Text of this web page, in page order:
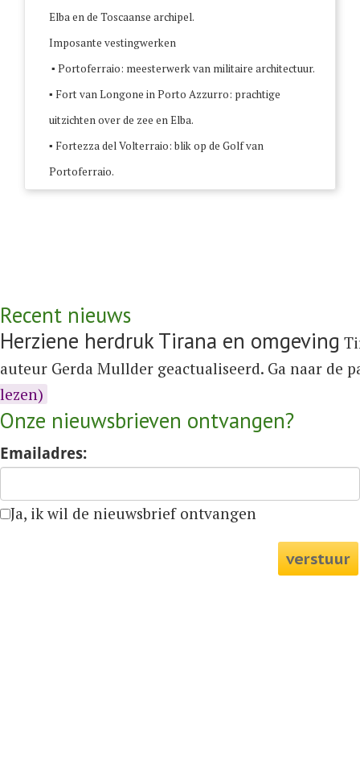
Elba en de Toscaanse archipel.
Imposante vestingwerken
▪ Portoferraio: meesterwerk van militaire architectuur.
▪ Fort van Longone in Porto Azzurro: prachtige
uitzichten over de zee en Elba.
▪ Fortezza del Volterraio: blik op de Golf van
Portoferraio.
Recent nieuws
Herziene herdruk Tirana en omgeving
auteur Gerda Mullder geactualiseerd. Ga naar de
lezen)
Onze nieuwsbrieven ontvangen?
Emailadres:
Ja, ik wil de nieuwsbrief ontvangen
verstuur